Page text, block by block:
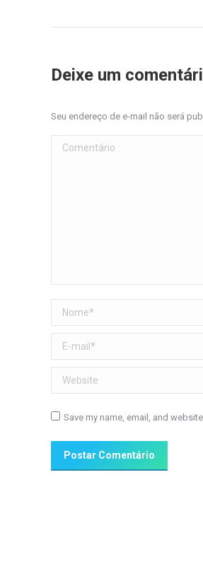
Deixe um
Seu endereço de e-mail não será
Comentário
Nome *
E-mail *
Website
Save my name, email, and
Postar Comentário